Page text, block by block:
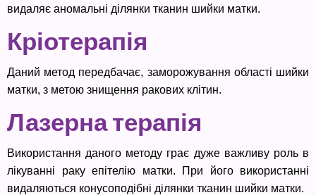
видаляє аномальні ділянки тканин шийки матки.
Кріотерапія
Даний метод передбачає, заморожування області шийки
матки, з метою знищення ракових клітин.
Лазерна терапія
Використання даного методу грає дуже важливу роль в
лікуванні раку епітелію матки. При його використанні
видаляються конусоподібні ділянки тканин шийки матки.